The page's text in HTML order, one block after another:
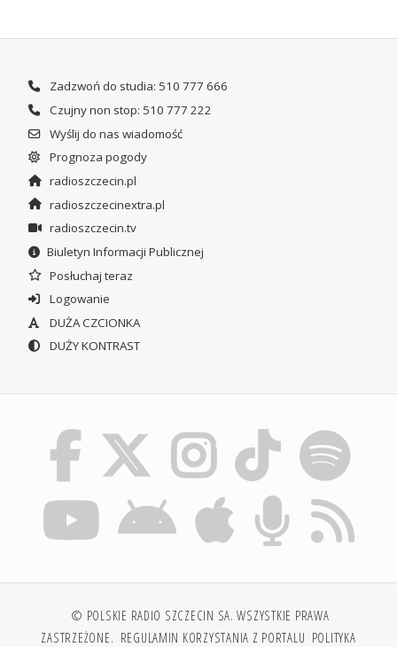
Zadzwoń do studia: 510 777 666
Czujny non stop: 510 777 222
Wyślij do nas wiadomość
Prognoza pogody
radioszczecin.pl
radioszczecinextra.pl
radioszczecin.tv
Biuletyn Informacji Publicznej
Posłuchaj teraz
Logowanie
DUŻA CZCIONKA
DUŻY KONTRAST
© POLSKIE RADIO SZCZECIN SA. WSZYSTKIE PRAWA
ZASTRZEŻONE. REGULAMIN KORZYSTANIA Z PORTALU POLITYKA